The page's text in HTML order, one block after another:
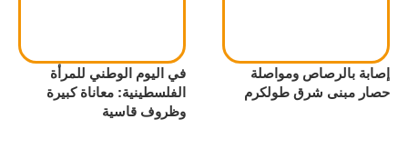
إصابة بالرصاص ومواصلة
حصار مبنى شرق طولكرم
في اليوم الوطني للمرأة
الفلسطينية: معاناة كبيرة
وظروف قاسية